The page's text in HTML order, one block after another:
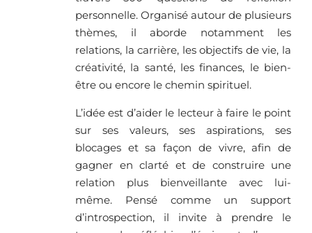
personnelle. Organisé autour de plusieurs
thèmes, il aborde notamment les
relations, la carrière, les objectifs de vie, la
créativité, la santé, les finances, le bien-
être ou encore le chemin spirituel.
L’idée est d’aider le lecteur à faire le point
sur ses valeurs, ses aspirations, ses
blocages et sa façon de vivre, afin de
gagner en clarté et de construire une
relation plus bienveillante avec lui-
même. Pensé comme un support
d’introspection, il invite à prendre le